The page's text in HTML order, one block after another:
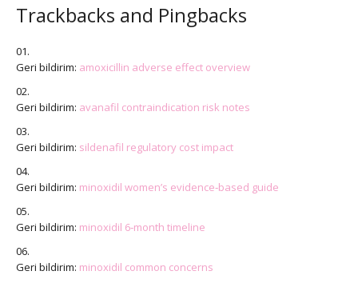
Trackbacks and Pingbacks
Geri bildirim: amoxicillin adverse effect overview
Geri bildirim: avanafil contraindication risk notes
Geri bildirim: sildenafil regulatory cost impact
Geri bildirim: minoxidil women’s evidence‑based guide
Geri bildirim: minoxidil 6‑month timeline
Geri bildirim: minoxidil common concerns